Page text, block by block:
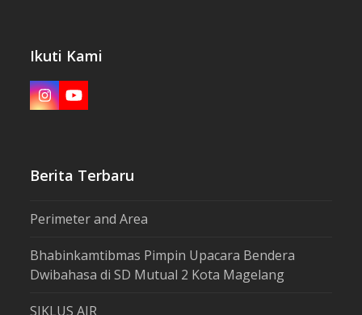
Ikuti Kami
Instagram
YouTube
Berita Terbaru
Perimeter and Area
Bhabinkamtibmas Pimpin Upacara Bendera
Dwibahasa di SD Mutual 2 Kota Magelang
SIKLUS AIR